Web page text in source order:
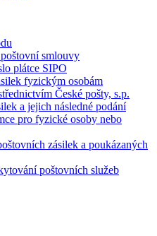
smlouvy
plátce SIPO
fyzickým osobám
České pošty, s.p.
a jejich následné podání
pro fyzické osoby nebo
zásilek a poukázaných
poštovních služeb